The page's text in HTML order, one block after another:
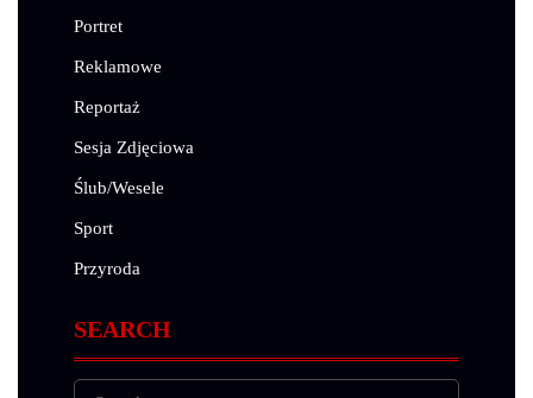
Portret
Reklamowe
Reportaż
Sesja Zdjęciowa
Ślub/Wesele
Sport
Przyroda
SEARCH